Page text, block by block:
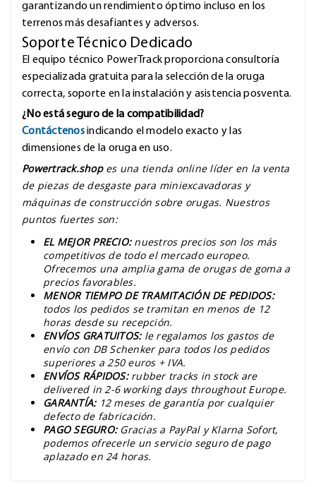
garantizando un rendimiento óptimo incluso en los
terrenos más desafiantes y adversos.
Soporte Técnico Dedicado
El equipo técnico PowerTrack proporciona consultoría
especializada gratuita para la selección de la oruga
correcta, soporte en la instalación y asistencia posventa.
¿No está seguro de la compatibilidad?
Contáctenosindicando el modelo exacto y las
dimensiones de la oruga en uso.
Powertrack.shop es una tienda online líder en la venta
de piezas de desgaste para miniexcavadoras y
máquinas de construcción sobre orugas. Nuestros
puntos fuertes son:
EL MEJOR PRECIO: nuestros precios son los más
competitivos de todo el mercado europeo.
Ofrecemos una amplia gama de orugas de goma a
precios favorables.
MENOR TIEMPO DE TRAMITACIÓN DE PEDIDOS:
todos los pedidos se tramitan en menos de 12
horas desde su recepción.
ENVÍOS GRATUITOS: le regalamos los gastos de
envío con DB Schenker para todos los pedidos
superiores a 250 euros + IVA.
ENVÍOS RÁPIDOS: rubber tracks in stock are
delivered in 2-6 working days throughout Europe.
GARANTÍA: 12 meses de garantía por cualquier
defecto de fabricación.
PAGO SEGURO: Gracias a PayPal y Klarna Sofort,
podemos ofrecerle un servicio seguro de pago
aplazado en 24 horas.